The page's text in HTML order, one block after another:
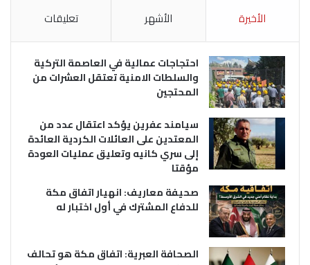
الأخيرة الأشهر تعليقات
احتجاجات عمالية في العاصمة التركية
والسلطات الامنية تعتقل العشرات من
المحتجين
سيامند عفرين يؤكد اعتقال عدد من
المعتدين على العائلات الكردية العائدة
إلى سري كانيه وتعليق عمليات العودة
مؤقتا
صحيفة معاريف: انهيار اتفاق مكة
للدفاع المشترك في أول اختبار له
الصحافة العبرية: اتفاق مكة هو تحالف